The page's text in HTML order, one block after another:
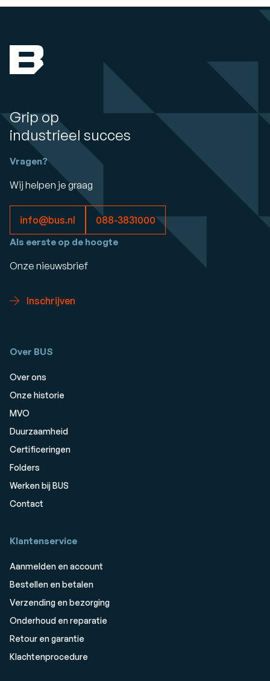
Grip op
industrieel succes
Vragen?
Wij helpen je graag
info@bus.nl 088-3831000
Als eerste op de hoogte
Onze nieuwsbrief
Inschrijven
Over BUS
Over ons
Onze historie
MVO
Duurzaamheid
Certificeringen
Folders
Werken bij BUS
Contact
Klantenservice
Aanmelden en account
Bestellen en betalen
Verzending en bezorging
Onderhoud en reparatie
Retour en garantie
Klachtenprocedure